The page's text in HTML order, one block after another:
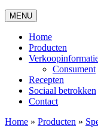
MENU
Home
Producten
Consument
Recepten
Sociaal betrokken
Contact
Home » Producten »